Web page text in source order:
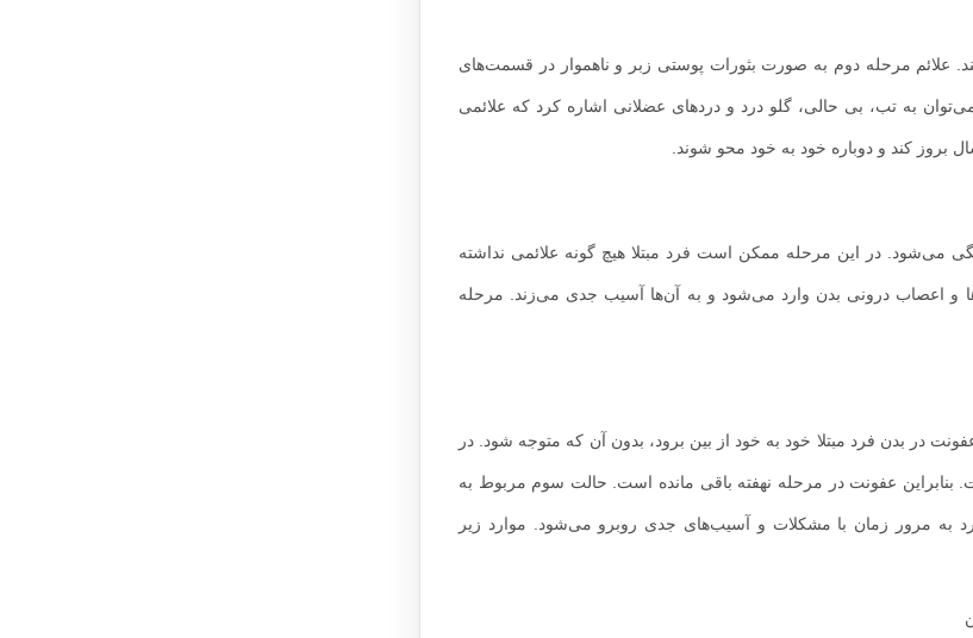
شانکر بروز کند. علائم مرحله دوم به صورت بثورات پوستی زبر و ناهموار در قسمت‌های
به تب، بی حالی، گلو درد و دردهای عضلانی اشاره کرد که علائمی
بروز کند و دوباره خود به خود محو شوند.
می‌شود. در این مرحله ممکن است فرد مبتلا هیچ گونه علائمی نداشته
و اعصاب درونی بدن وارد می‌شود و به آن‌ها آسیب جدی می‌زند. مرحله
در بدن فرد مبتلا خود به خود از بین برود، بدون آن که متوجه شود. در
عفونت در مرحله نهفته باقی مانده است. حالت سوم مربوط به
به مرور زمان با مشکلات و آسیب‌های جدی روبرو می‌شود. موارد زیر